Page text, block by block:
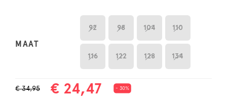
MAAT
92 98 104 110
116 122 128 134
€ 34,95 € 24,47 - 30%